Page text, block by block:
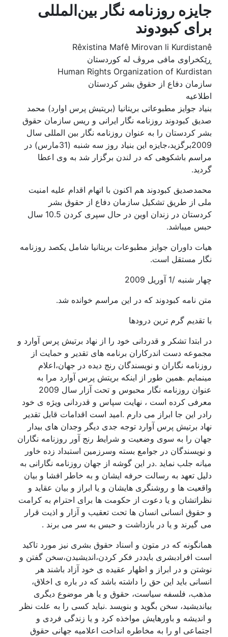
جایزه روزنامه نگار بین‌المللی
برای کبودوند
Rêxistina Mafê Mirovan li Kurdistanê
ڕێکخراوی مافی مروڤ له‌ کوردستان
Human Rights Organization of Kurdistan
سازمان دفاع از حقوق بشر کردستان
اطلاعیه
بنیاد جوایز مطبوعاتی بریتانیا (بریتیش پرس اوارد) محمد
صدیق کبودوند روزنامه نگار ایرانی و ریس سازمان حقوق
بشر کردستان را به عنوان روزنامه نگار بین المللی سال
2009برگزید،جایزه این بنیاد روز سه شنبه (31مارس) در
مراسم باشکوهی که در لندن برگزار شد به وی اعطا
گردید.
محمدصدیق کبودوند هم اکنون با اتهام اقدام علیه امنیت
ملی از طریق تشکیل سازمان دفاع از حقوق بشر
کردستان در زندان اوین در حال سپری کردن 10.5 سال
حبس میباشد.
هیات داوران جوایز مطبوعات بریتانیا شامل یکصد روزنامه
نگار مستقل است.
چهار شنبه /1 آوریل 2009
متن نامه کبودوند که در این مراسم خوانده شد.
با تقدیم گرم ترین درودها
در ابتدا تشکر و قدردانی خود را از نهاد برتیش پرس آوارد و
مجموعه دست اندرکاران برنامه های تقدیر و حمایت از
روزنامه نگاران و نویسندگان رنج دیده در جهان،اعلام
مینمایم .همین طور از اینکه بریتش پرس آوارد مرا به
عنوان روزنامه نگار محبوس و تحت آزار سال 2009
معرفی کرده است ، نهایت سپاس و قدردانی ویژه ی خود
رادر این جا ابراز می دارم .امید است اقدامات قابل تقدیر
نهاد برتیش پرس آوارد توجه جدی دیگر وجدان های بیدار
جهان را به سوی وضعیت و شرایط رنج آور روزنامه نگاران
و نویسندگان در جوامع بسته وسرزمین استبداد زده خاور
میانه جلب نماید .در این گوشه از جهان روزنامه نگارانی به
دلیل تعهد به رسالت حرفه ایشان و به خاطر افشا و بیان
واقعیت ها و روشنگری هایشان و یا ابراز و بیان عقاید و
نظراتشان و یا دعوت از حکومت ها برای احترام به کرامت
و حقوق انسانی انسان ها تحت تعقیب و آزار و اذیت قرار
می گیرند و یا در بازداشت و حبس به سر می برند .
همانگونه که در متون و اسناد حقوق بشری نیز مورد تاکید
است افرادبشری بایددر فکر کردن،اندیشیدن،سخن گفتن و
نوشتن و در ابراز و اظهار عقیده ی خود آزاد باشند هر
انسانی باید این حق را داشته باشد که در باره ی اخلاق،
مذهب، فلسفه سیاست، حقوق و یا هر موضوع دیگری
بیاندیشید، سخن بگوید و بنویسد .نباید کسی را به علت نظر
و اندیشه و باورهایش مواخذه کرد و یا زندگی فردی و
اجتماعی او را به مخاطره انداخت اعلامیه جهانی حقوق